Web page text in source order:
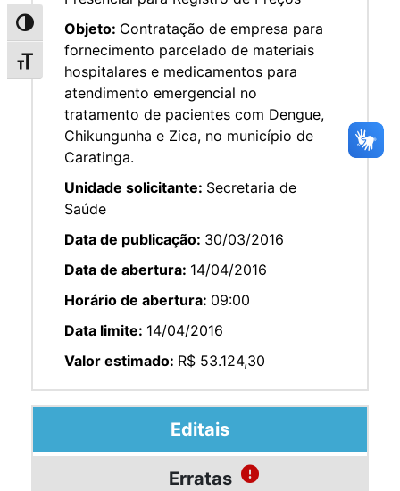
Alternar alto contraste
Alternar tamanho da fonte
Objeto: Contratação de empresa para
fornecimento parcelado de materiais
hospitalares e medicamentos para
atendimento emergencial no
tratamento de pacientes com Dengue,
Chikungunha e Zica, no município de
Caratinga.
Unidade solicitante: Secretaria de
Saúde
Data de publicação: 30/03/2016
Data de abertura: 14/04/2016
Horário de abertura: 09:00
Data limite: 14/04/2016
Valor estimado: R$ 53.124,30
Editais
Erratas